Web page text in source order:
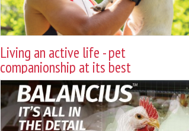
Living an active life - pet
companionship at its best